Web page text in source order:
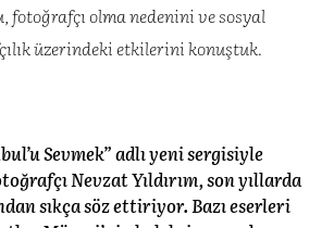
fotoğrafçı olma nedenini ve sosyal
üzerindeki etkilerini konuştuk.
Sevmek” adlı yeni sergisiyle
Nevzat Yıldırım, son yıllarda
sıkça söz ettiriyor. Bazı eserleri